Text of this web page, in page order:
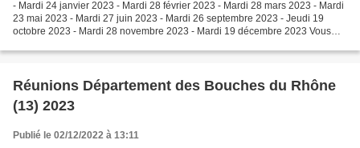
- Mardi 24 janvier 2023 - Mardi 28 février 2023 - Mardi 28 mars 2023 - Mardi
23 mai 2023 - Mardi 27 juin 2023 - Mardi 26 septembre 2023 - Jeudi 19
octobre 2023 - Mardi 28 novembre 2023 - Mardi 19 décembre 2023 Vous
Réunions Département des Bouches du Rhône
(13) 2023
Publié le 02/12/2022 à 13:11